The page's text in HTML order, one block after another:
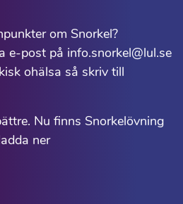
om Snorkel?
e-post på info.snorkel@lul.se
ohälsa så skriv till
Nu finns Snorkelövning
ner